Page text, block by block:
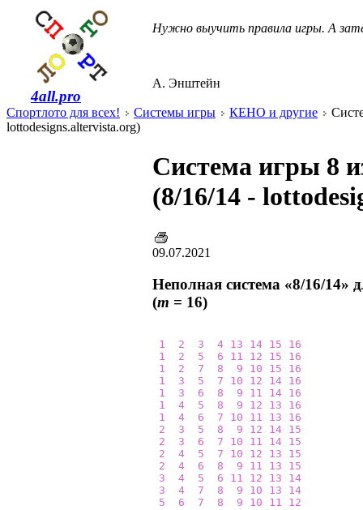
4all.pro
Нужно выучить правила игры. А
А. Энштейн
Спортлото для всех! Системы игры КЕНО и другие
lottodesigns.altervista.org)
Система игры 8
(8/16/14 -
09.07.2021
Неполная система «8/16/14»
(m = 16)
1 2 3 4 13 14 15
16
1
2 5 6 11 12 15
16
1
2 7 8 9 10 15
16
1
3 5 7 10 12 14 16
1
3 6 8 9 11 14 16
1
4 5 8 9 12 13
16
1
4 6 7 10 11 13
16
2
3 5 8 9 12 14 15
2
3 6 7 10 11 14 15
2
4 5 7 10 12 13
15
2
4 6 8 9 11 13
15
3
4 5 6 11 12 13
14
3
4 7 8 9 10 13
14
5
6 7 8 9 10 11 12